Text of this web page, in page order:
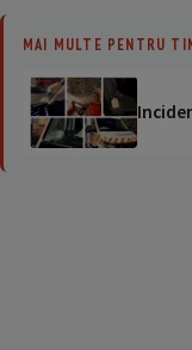
MAI MULTE PENTRU